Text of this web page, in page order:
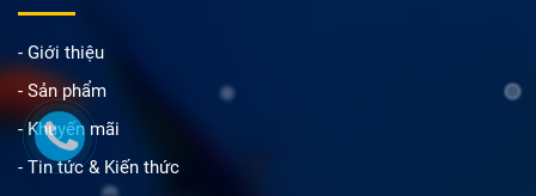
- Giới thiệu
- Sản phẩm
- Khuyến mãi
- Tin tức & Kiến thức